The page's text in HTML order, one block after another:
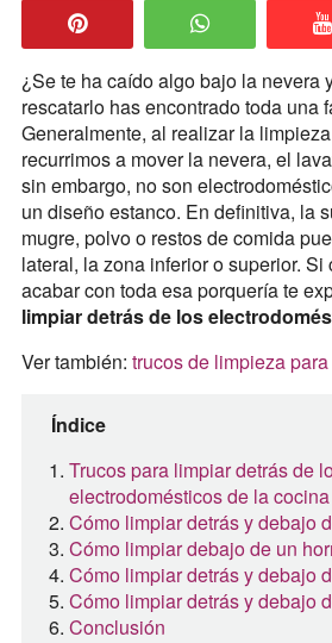
¿Se te ha caído algo bajo la nevera
rescatarlo has encontrado toda una
Generalmente, al realizar la
recurrimos a mover la nevera, el
sin embargo, no son
un diseño estanco. En definitiva, la
mugre, polvo o restos de comida
lateral, la zona inferior o superior.
acabar con toda esa porquería te
limpiar detrás de los
Ver también: trucos de limpieza
Índice
Trucos para limpiar detrás de
electrodomésticos de la cocina
Cómo limpiar detrás y debajo
Cómo limpiar debajo de un
Cómo limpiar detrás y debajo
Cómo limpiar detrás y debajo
Conclusión